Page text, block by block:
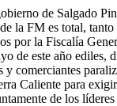
de Salgado
la FM es total, tanto
por la Fiscalía
de este año ediles,
y comerciantes
Caliente para
de los